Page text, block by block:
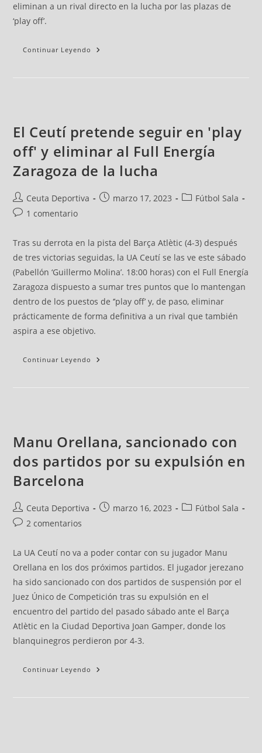
eliminan a un rival directo en la lucha por las plazas de
‘play off’.
Continuar Leyendo
El Ceutí pretende seguir en 'play
off' y eliminar al Full Energía
Zaragoza de la lucha
Ceuta Deportiva marzo 17, 2023
Fútbol Sala
1 comentario
Tras su derrota en la pista del Barça Atlètic (4-3) después
de tres victorias seguidas, la UA Ceutí se las ve este sábado
(Pabellón ‘Guillermo Molina’. 18:00 horas) con el Full Energía
Zaragoza dispuesto a sumar tres puntos que lo mantengan
dentro de los puestos de ‘’play off’ y, de paso, eliminar
prácticamente de forma definitiva a un rival que también
aspira a ese objetivo.
Continuar Leyendo
Manu Orellana, sancionado con
dos partidos por su expulsión en
Barcelona
Ceuta Deportiva marzo 16, 2023
Fútbol Sala
2 comentarios
La UA Ceutí no va a poder contar con su jugador Manu
Orellana en los dos próximos partidos. El jugador jerezano
ha sido sancionado con dos partidos de suspensión por el
Juez Único de Competición tras su expulsión en el
encuentro del partido del pasado sábado ante el Barça
Atlètic en la Ciudad Deportiva Joan Gamper, donde los
blanquinegros perdieron por 4-3.
Continuar Leyendo